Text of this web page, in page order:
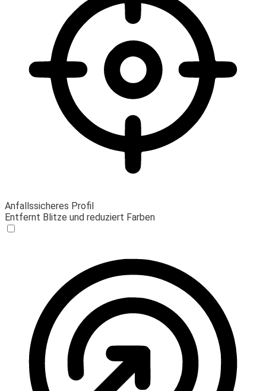
Anfallssicheres Profil
Entfernt Blitze und reduziert Farben